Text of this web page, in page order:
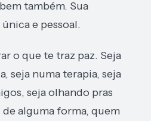
também. Sua
e pessoal.
o que te traz paz. Seja
seja numa terapia, seja
seja olhando pras
alguma forma, quem